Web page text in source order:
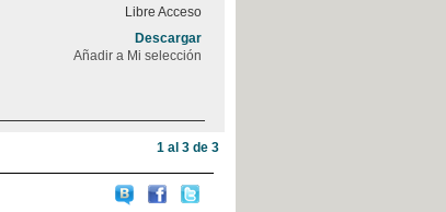
Libre Acceso
Descargar
Añadir a Mi selección
1 al 3 de 3